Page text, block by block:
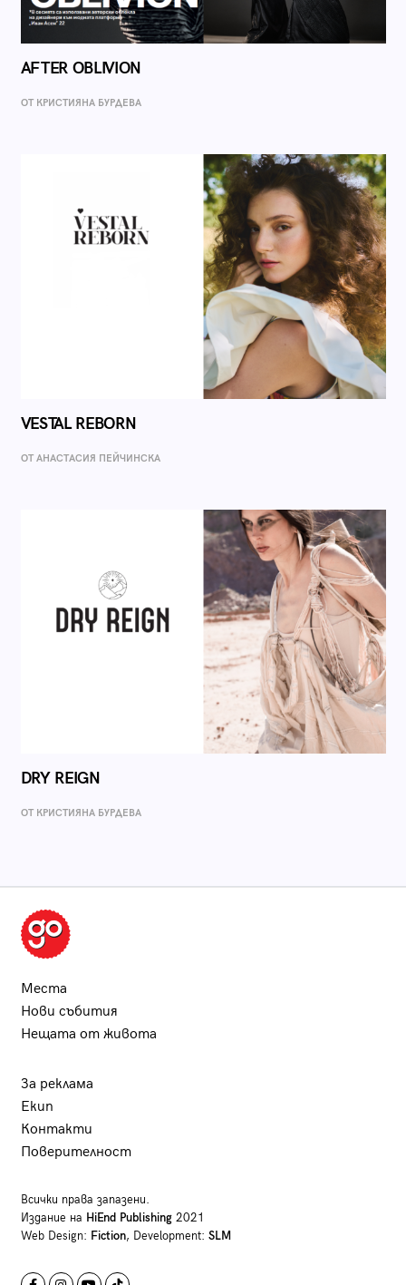
AFTER OBLIVION
ОТ КРИСТИЯНА БУРДЕВА
VESTAL REBORN
ОТ AНАСТАСИЯ ПЕЙЧИНСКА
DRY REIGN
ОТ КРИСТИЯНА БУРДЕВА
Места
Нови събития
Нещата от живота
За реклама
Екип
Контакти
Поверителност
Всички права запазени.
Издание на HiEnd Publishing2021
Web Design: Fiction, Development: SLM